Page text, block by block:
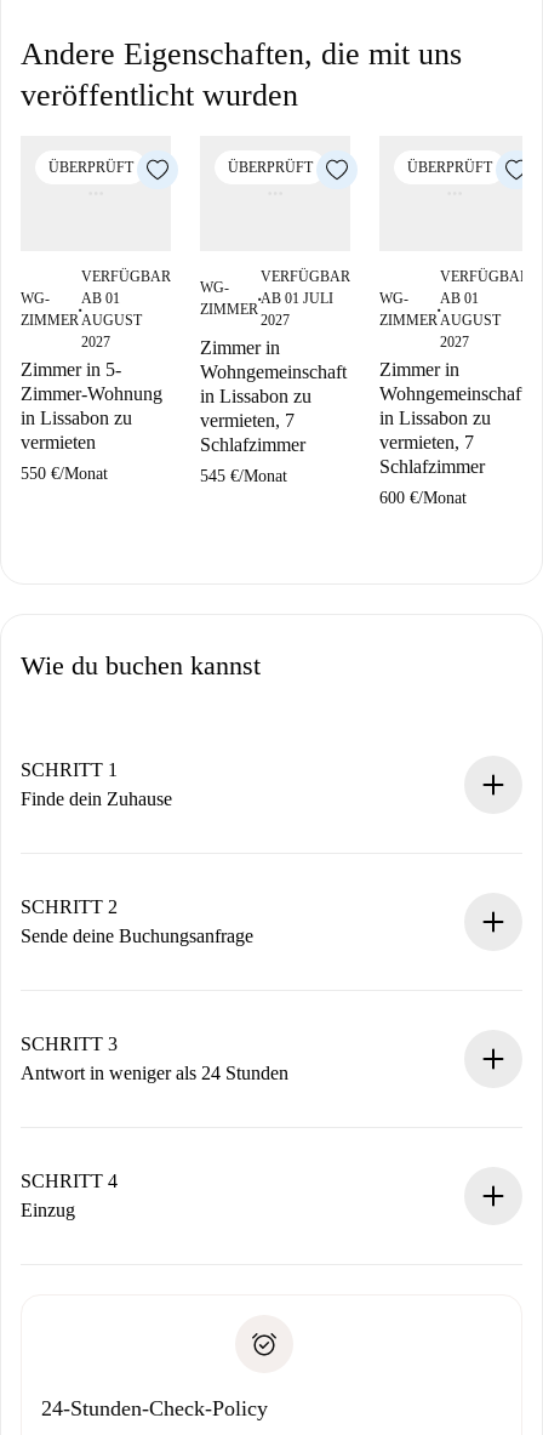
Andere Eigenschaften, die mit uns
veröffentlicht wurden
ÜBERPRÜFT
WG-
ZIMMER
■
VERFÜGBAR
AB 01
AUGUST
2027
Zimmer in 5-
Zimmer-Wohnung
in Lissabon zu
vermieten
550 €/Monat
ÜBERPRÜFT
WG-
ZIMMER
■
VERFÜGBAR
AB 01 JULI
2027
Zimmer in
Wohngemeinschaft
in Lissabon zu
vermieten, 7
Schlafzimmer
545 €/Monat
ÜBERPRÜFT
WG-
ZIMMER
■
VERFÜGBAR
AB 01
AUGUST
2027
Zimmer in
Wohngemeinschaft
in Lissabon zu
vermieten, 7
Schlafzimmer
600 €/Monat
Wie du buchen kannst
SCHRITT 1
Finde dein Zuhause
Du erhältst alle notwendigen Informationen im Voraus.
SCHRITT 2
Sende deine Buchungsanfrage
Denk daran, dass wir dich erst belasten, wenn der
Vermieter zustimmt.
SCHRITT 3
Antwort in weniger als 24 Stunden
stellen den Kontakt her.
Wenn der Vermieter ablehnen muss, entstehen keine
SCHRITT 4
Einzug
24-Stunden-Check-Policy